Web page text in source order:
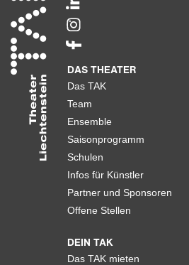
DAS THEATER
Das TAK
Team
Ensemble
Saisonprogramm
Schulen
Infos für Künstler
Partner und Sponsoren
Offene Stellen
DEIN TAK
Das TAK mieten